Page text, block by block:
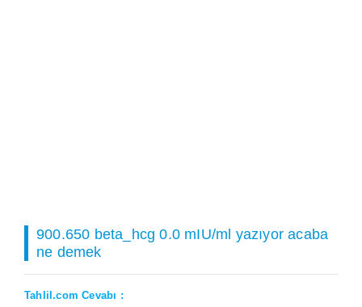
900.650 beta_hcg 0.0 mIU/ml yazıyor acaba
ne demek
Tahlil.com Cevabı :